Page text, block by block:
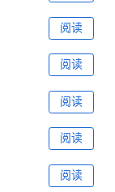
阅读
阅读
阅读
阅读
阅读